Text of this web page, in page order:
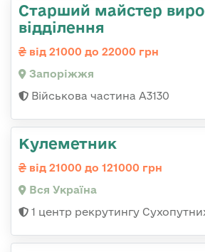
Старший майстер
відділення
від 21000 до 22000 грн
Запоріжжя
Військова частина А3130
Кулеметник
від 21000 до 121000 грн
Вся Україна
1 центр рекрутингу